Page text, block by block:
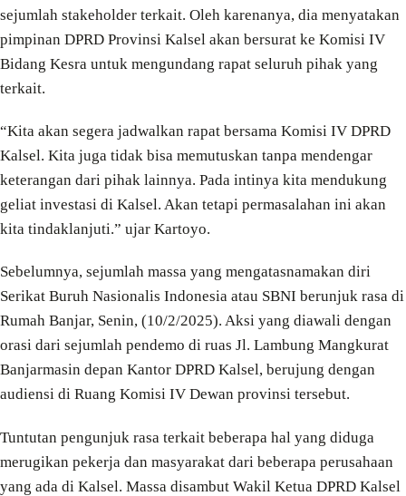
sejumlah stakeholder terkait. Oleh karenanya, dia menyatakan
pimpinan DPRD Provinsi Kalsel akan bersurat ke Komisi IV
Bidang Kesra untuk mengundang rapat seluruh pihak yang
terkait.
“Kita akan segera jadwalkan rapat bersama Komisi IV DPRD
Kalsel. Kita juga tidak bisa memutuskan tanpa mendengar
keterangan dari pihak lainnya. Pada intinya kita mendukung
geliat investasi di Kalsel. Akan tetapi permasalahan ini akan
kita tindaklanjuti.” ujar Kartoyo.
Sebelumnya, sejumlah massa yang mengatasnamakan diri
Serikat Buruh Nasionalis Indonesia atau SBNI berunjuk rasa di
Rumah Banjar, Senin, (10/2/2025). Aksi yang diawali dengan
orasi dari sejumlah pendemo di ruas Jl. Lambung Mangkurat
Banjarmasin depan Kantor DPRD Kalsel, berujung dengan
audiensi di Ruang Komisi IV Dewan provinsi tersebut.
Tuntutan pengunjuk rasa terkait beberapa hal yang diduga
merugikan pekerja dan masyarakat dari beberapa perusahaan
yang ada di Kalsel. Massa disambut Wakil Ketua DPRD Kalsel